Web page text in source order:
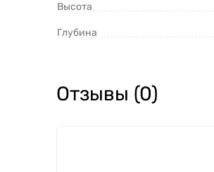
Высота
Глубина
Отзывы (0)